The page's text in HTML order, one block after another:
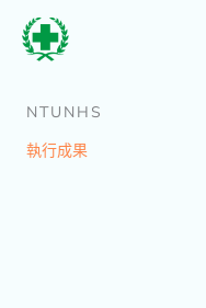
NTUNHS
執行成果